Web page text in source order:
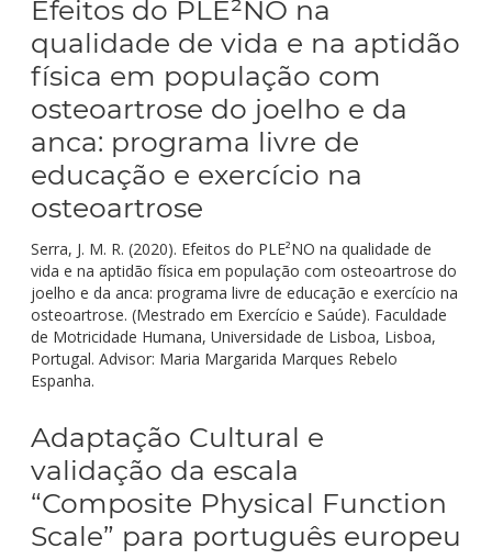
Efeitos do PLE²NO na
qualidade de vida e na aptidão
física em população com
osteoartrose do joelho e da
anca: programa livre de
educação e exercício na
osteoartrose
Serra, J. M. R. (2020). Efeitos do PLE²NO na qualidade de
vida e na aptidão física em população com osteoartrose do
joelho e da anca: programa livre de educação e exercício na
osteoartrose. (Mestrado em Exercício e Saúde). Faculdade
de Motricidade Humana, Universidade de Lisboa, Lisboa,
Portugal. Advisor: Maria Margarida Marques Rebelo
Espanha.
Adaptação Cultural e
validação da escala
“Composite Physical Function
Scale” para português europeu